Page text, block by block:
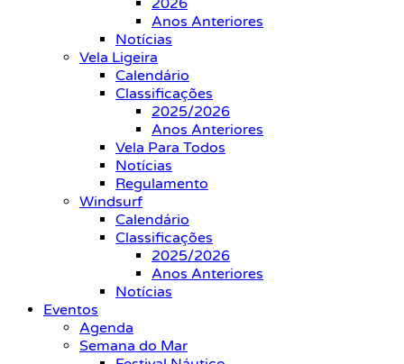
2026
Anos Anteriores
Notícias
Vela Ligeira
Calendário
Classificações
2025/2026
Anos Anteriores
Vela Para Todos
Notícias
Regulamento
Windsurf
Calendário
Classificações
2025/2026
Anos Anteriores
Notícias
Eventos
Agenda
Semana do Mar